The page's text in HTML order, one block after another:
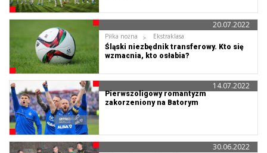
Piłka nożna
Ekstraklasa
Śląski niezbędnik transferowy. Kto się
wzmacnia, kto osłabia?
20.07.2022
Pierwszoligowy romantyzm
zakorzeniony na Batorym
14.07.2022
30.06.2022